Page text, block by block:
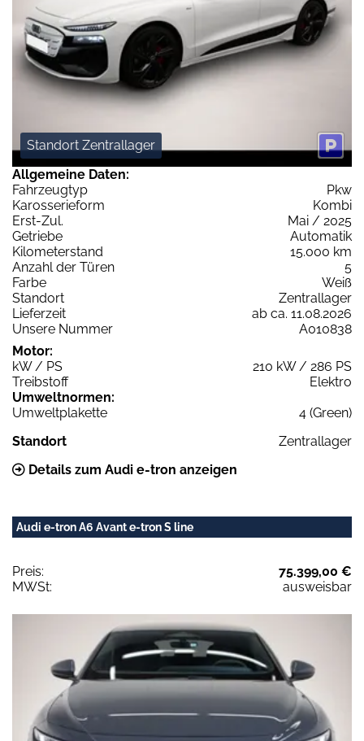
Standort Zentrallager
Allgemeine Daten:
Fahrzeugtyp
Pkw
Karosserieform
Kombi
Erst-Zul.
Mai / 2025
Getriebe
Automatik
Kilometerstand
15.000 km
Anzahl der Türen
5
Farbe
Weiß
Standort
Zentrallager
Lieferzeit
ab ca. 11.08.2026
Unsere Nummer
A010838
Motor:
kW / PS
210 kW / 286 PS
Treibstoff
Elektro
Umweltnormen:
Umweltplakette
4 (Green)
Standort
Zentrallager
Details zum Audi e-tron anzeigen
Audi e-tron A6 Avant e-tron S line
Preis:
75.399,00 €
MWSt:
ausweisbar